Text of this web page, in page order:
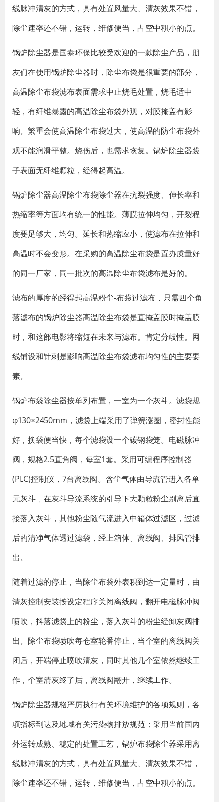
线脉冲清灰的方式，具有处置风量大、清灰效果不错，
除尘速率还不错，运转，维修便当，占空中积小的点。
锅炉除尘器是国泰环保比较受欢迎的一款除尘产品，朋
友们在使用锅炉除尘器时，除尘布袋是很重要的部分，
高温除尘布袋滤布表面需求中止烧毛处置，烧毛适中
轻，有纤维暴露的高温除尘布袋外观，对膜掩盖有影
响。繁重会使高温除尘布袋过大，使高温的防尘布袋外
观不能润滑平整。烧伤后，也需求恢复。锅炉除尘器袋
子表面无纤维颗粒，经得起高温。
锅炉除尘器高温除尘布袋除尘器在抗裂强度、伸长率和
热缩率等方面均有统一的性能。薄膜拉伸均匀，开裂程
度要足够大，均匀。延长和热缩应小，使滤布在拉伸和
高温时不会变形。在采购的高温除尘布袋是置办质量好
的同一厂家，同一批次的高温除尘布袋滤布是好的。
滤布的厚度的经得起高温粉尘-布袋过滤布，只需四个角
落滤布的锅炉除尘器高温除尘布袋是直掩盖膜时掩盖膜
时，和这部电影将缩短在未来与滤布。肯定分歧性。网
线铺设和针刺是影响高温除尘布袋滤布均匀性的主要要
素。
锅炉布袋除尘器按单列布置，一室为一个灰斗。滤袋规
φ130×2450mm，滤袋上端采用了弹簧涨圈，密封性能
好，换袋便当快，每个滤袋设一个碳钢袋笼。电磁脉冲
阀，规格2.5直角阀，每室1套。采用可编程序控制器
(PLC)控制仪，7台离线阀。含尘气体由导流管进入各单
元灰斗，在灰斗导流系统的引导下大颗粒粉尘别离后直
接落入灰斗，其他粉尘随气流进入中箱体过滤区，过滤
后的清净气体透过滤袋，经上箱体、离线阀、排风管排
出。
随着过滤的停止，当除尘布袋外表积到达一定量时，由
清灰控制安装按设定程序关闭离线阀，翻开电磁脉冲阀
喷吹，抖落滤袋上的粉尘，落入灰斗的粉尘经卸灰阀排
出。除尘布袋喷吹每仓室轮番停止，当个室的离线阀关
闭后，开端停止喷吹清灰，同时其他几个室依然继续工
作，个室清灰终了后，离线阀翻开，继续工作。
锅炉除尘器规格严厉执行有关环境维护的各项规则，各
项指标到达及地域有关污染物排放规范；采用当前国内
外运转成熟、稳定的处置工艺，锅炉布袋除尘器采用离
线脉冲清灰的方式，具有处置风量大、清灰效果不错，
除尘速率还不错，运转，维修便当，占空中积小的点。